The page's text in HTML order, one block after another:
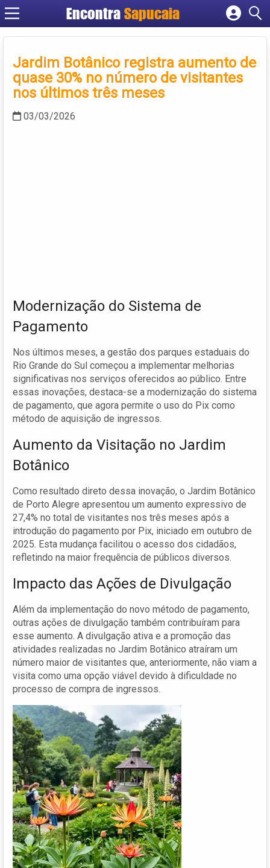
Encontra
Cadastrar empresa
Criar conta
Jardim Botânico registra aumento de
quase 30% no número de visitantes
nos últimos três meses
03/03/2026
Modernização do Sistema de
Pagamento
Nos últimos meses, a gestão dos parques estaduais do
Rio Grande do Sul começou a implementar melhorias
significativas nos serviços oferecidos ao público. Entre
essas inovações, destaca-se a modernização do sistema
de pagamento, que agora permite o uso do Pix como
método de aquisição de ingressos.
Aumento da Visitação no Jardim
Botânico
Como resultado direto dessa inovação, o Jardim Botânico
de Porto Alegre apresentou um aumento expressivo de
27,4% no total de visitantes nos três meses após a
introdução do pagamento por Pix, iniciado em outubro de
2025. Esta mudança facilitou o acesso dos cidadãos,
refletindo na maior frequência de públicos diversos.
Impacto das Ações de Divulgação
Além da implementação do novo método de pagamento,
outras ações de divulgação também contribuíram para
esse aumento. A divulgação ativa e a promoção das
atividades realizadas no Jardim Botânico atraíram um
número maior de visitantes que, anteriormente, não viam a
visita como uma opção viável devido à dificuldade no
processo de compra de ingressos.